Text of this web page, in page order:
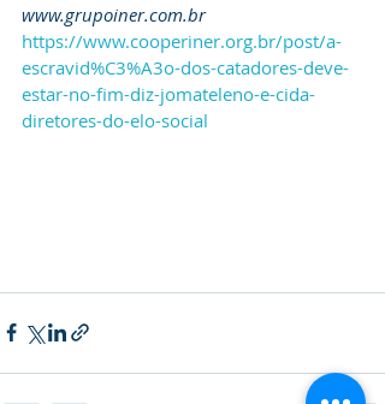
www.grupoiner.com.br
https://www.cooperiner.org.br/post/a-
escravid%C3%A3o-dos-catadores-deve-
estar-no-fim-diz-jomateleno-e-cida-
diretores-do-elo-social